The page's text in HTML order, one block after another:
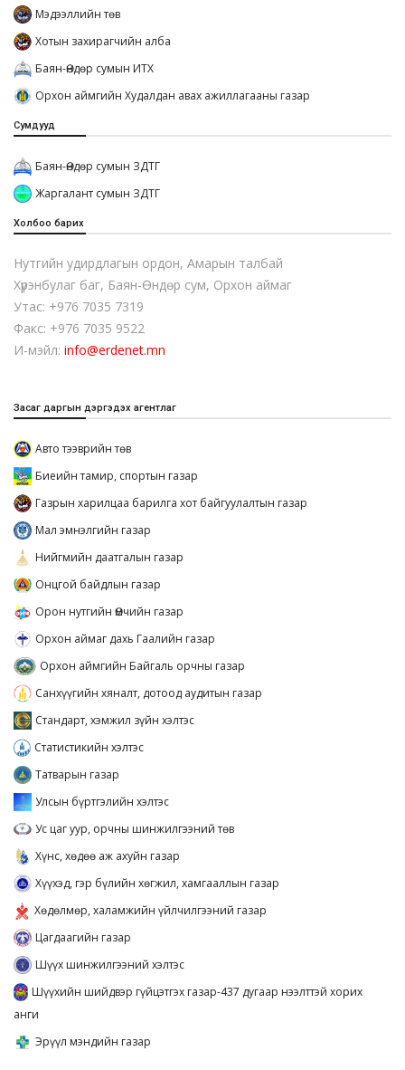
Мэдээллийн төв
Хотын захирагчийн алба
Баян-Өндөр сумын ИТХ
Орхон аймгийн Худалдан авах ажиллагааны газар
Сумдууд
Баян-Өндөр сумын ЗДТГ
Жаргалант сумын ЗДТГ
Холбоо барих
Нутгийн удирдлагын ордон, Амарын талбай
Хүрэнбулаг баг, Баян-Өндөр сум, Орхон аймаг
Утас: +976 7035 7319
Факс: +976 7035 9522
И-мэйл: info@erdenet.mn
Засаг даргын дэргэдэх агентлаг
Авто тээврийн төв
Биеийн тамир, спортын газар
Газрын харилцаа барилга хот байгуулалтын газар
Мал эмнэлгийн газар
Нийгмийн даатгалын газар
Онцгой байдлын газар
Орон нутгийн Өмчийн газар
Орхон аймаг дахь Гаалийн газар
Орхон аймгийн Байгаль орчны газар
Санхүүгийн хяналт, дотоод аудитын газар
Стандарт, хэмжил зүйн хэлтэс
Статистикийн хэлтэс
Татварын газар
Улсын бүртгэлийн хэлтэс
Ус цаг уур, орчны шинжилгээний төв
Хүнс, хөдөө аж ахуйн газар
Хүүхэд, гэр бүлийн хөгжил, хамгааллын газар
Хөдөлмөр, халамжийн үйлчилгээний газар
Цагдаагийн газар
Шүүх шинжилгээний хэлтэс
Шүүхийн шийдвэр гүйцэтгэх газар-437 дугаар нээлттэй хорих
анги
Эрүүл мэндийн газар